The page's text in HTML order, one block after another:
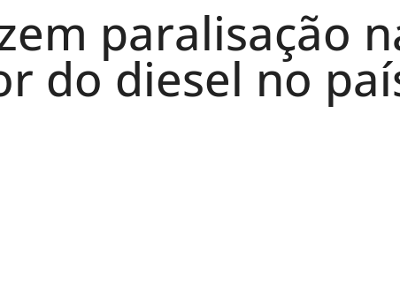
paralisação
do diesel no